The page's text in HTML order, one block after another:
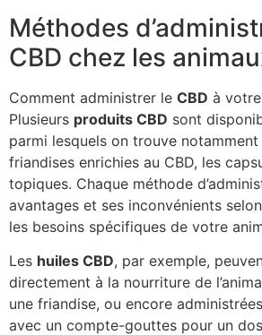
Méthodes
CBD chez les
Comment administrer le CBD à votre
Plusieurs produits CBD sont
parmi lesquels on trouve notamment
friandises enrichies au CBD, les
topiques. Chaque méthode
avantages et ses inconvénients
les besoins spécifiques de votre
Les huiles CBD, par exemple,
directement à la nourriture de
une friandise, ou encore
avec un compte-gouttes pour un